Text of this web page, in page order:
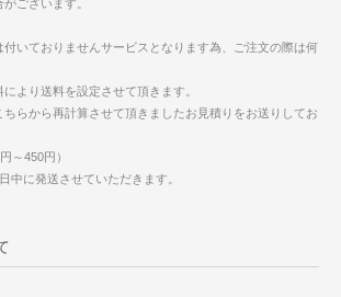
ございます。
いておりませんサービスとなります為、ご注文の際は何
より送料を設定させて頂きます。
らから再計算させて頂きましたお見積りをお送りしてお
～450円）
中に発送させていただきます。